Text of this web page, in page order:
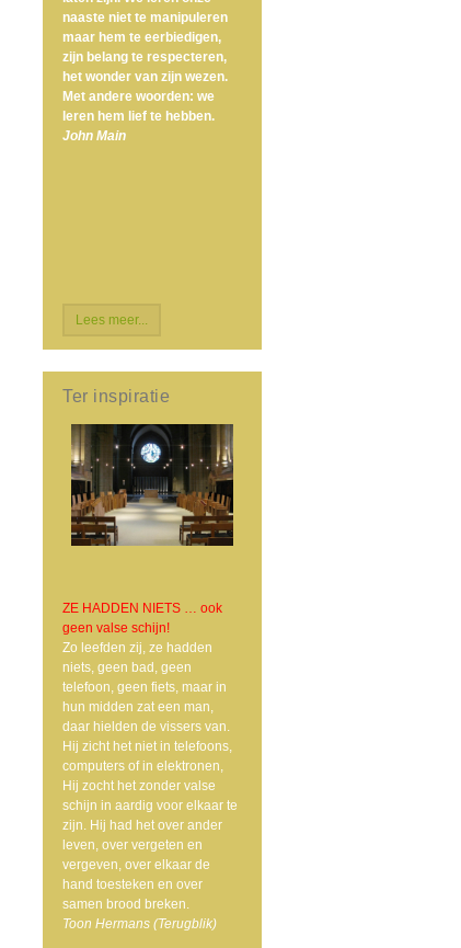
naaste niet te manipuleren
maar hem te eerbiedigen,
zijn belang te respecteren,
het wonder van zijn wezen.
Met andere woorden: we
leren hem lief te hebben.
John Main
Lees meer...
Ter inspiratie
ZE HADDEN NIETS … ook
geen valse schijn!
Zo leefden zij, ze hadden
niets, geen bad, geen
telefoon, geen fiets, maar in
hun midden zat een man,
daar hielden de vissers van.
Hij zicht het niet in telefoons,
computers of in elektronen,
Hij zocht het zonder valse
schijn in aardig voor elkaar te
zijn. Hij had het over ander
leven, over vergeten en
vergeven, over elkaar de
hand toesteken en over
samen brood breken.
Toon Hermans (Terugblik)